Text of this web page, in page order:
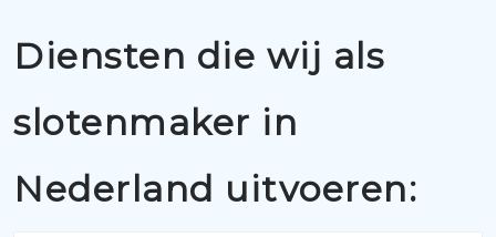
Diensten die wij als
slotenmaker in
Nederland uitvoeren: